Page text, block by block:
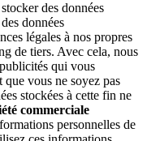
des données
données
légales à nos propres
de tiers. Avec cela, nous
qui vous
que vous ne soyez pas
stockées à cette fin ne
commerciale
personnelles de